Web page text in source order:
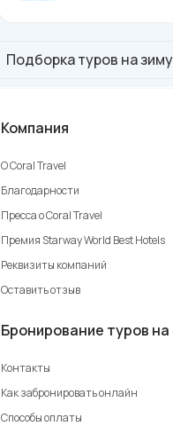
Подборка туров на зиму
туры в марте
туры в мае
туры в июне
туры в августе
туры в сентябре
туры в октябре
отели для отдыха с
Кисловодск отели
Компания
О Coral Travel
Благодарности
Пресса о Coral Travel
Премия Starway World Best Hotels
Реквизиты компаний
Оставить отзыв
Бронирование туров
Контакты
Как забронировать онлайн
Способы оплаты